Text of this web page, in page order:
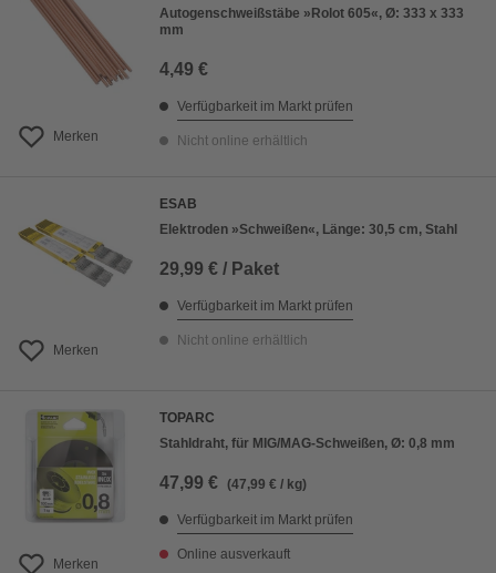
Merken
Autogenschweißstäbe »Rolot 605«, Ø: 333 x 333
mm
4,49 €
Verfügbarkeit im Markt prüfen
Nicht online erhältlich
Merken
ESAB
Elektroden »Schweißen«, Länge: 30,5 cm, Stahl
29,99 € / Paket
Verfügbarkeit im Markt prüfen
Nicht online erhältlich
Merken
TOPARC
Stahldraht, für MIG/MAG-Schweißen, Ø: 0,8 mm
47,99 € (47,99 € / kg)
Verfügbarkeit im Markt prüfen
Online ausverkauft